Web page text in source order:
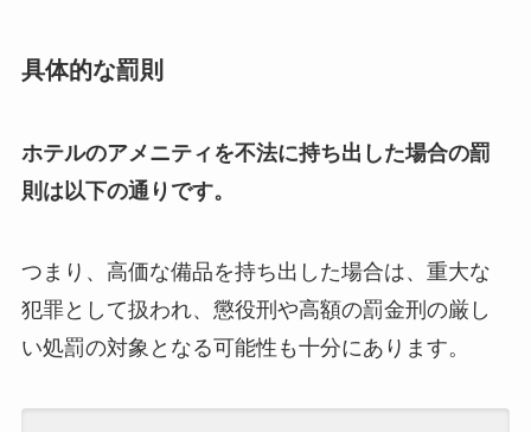
具体的な罰則
ホテルのアメニティを不法に持ち出した場合の罰
則は以下の通りです。
つまり、高価な備品を持ち出した場合は、重大な
犯罪として扱われ、懲役刑や高額の罰金刑の厳し
い処罰の対象となる可能性も十分にあります。